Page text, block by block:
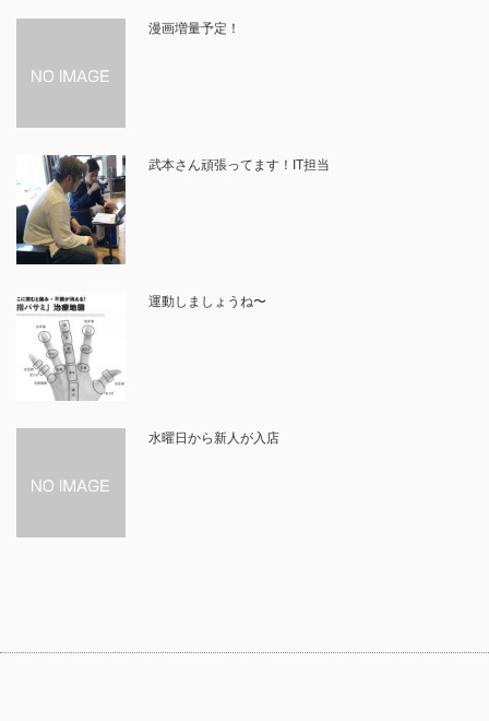
漫画増量予定！
武本さん頑張ってます！IT担当
運動しましょうね〜
水曜日から新人が入店